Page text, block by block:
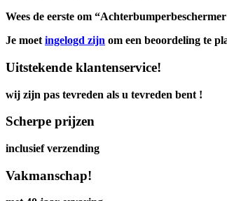
Wees de eerste om
Je moet ingelogd zijn om een beoordeling te
Uitstekende klantenservice!
wij zijn pas tevreden als u tevreden bent !
Scherpe prijzen
inclusief verzending
Vakmanschap!